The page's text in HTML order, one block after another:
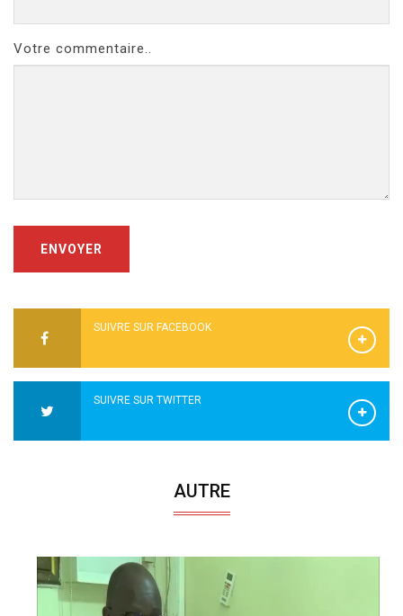
Votre commentaire..
ENVOYER
SUIVRE SUR FACEBOOK
SUIVRE SUR TWITTER
AUTRE